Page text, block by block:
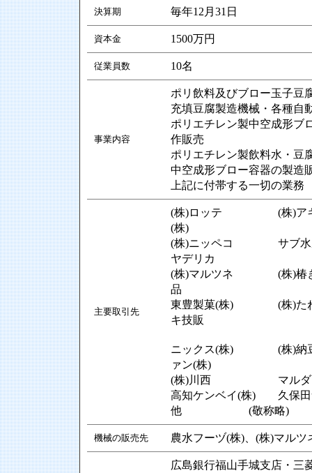
決算期 毎年12月31日
資本金 1500万円
従業員数 10名
事業内容
ポリ飲料及びブロー玉子豆
充填豆腐製造機械・各種自
ポリエチレン製中空成形ブ
作販売
ポリエチレン製飲料水・豆
中空成形ブロー容器の製造
上記に付帯する一切の業務
主要取引先
(株)ロッテ (株)ア
(株)
(株)ニッペコ サブ
ヤデリカ
(株)マルツネ (株)
品
東豊製菓(株) (株)
キ技販
ニックス(株) (株)
ァン(株)
(株)川西 マルダイ
高知ケンベイ(株) 久保
他 (敬称略)
機械の販売先 農水フーヅ(株)、(株)マルツ
広島銀行福山手城支店・三